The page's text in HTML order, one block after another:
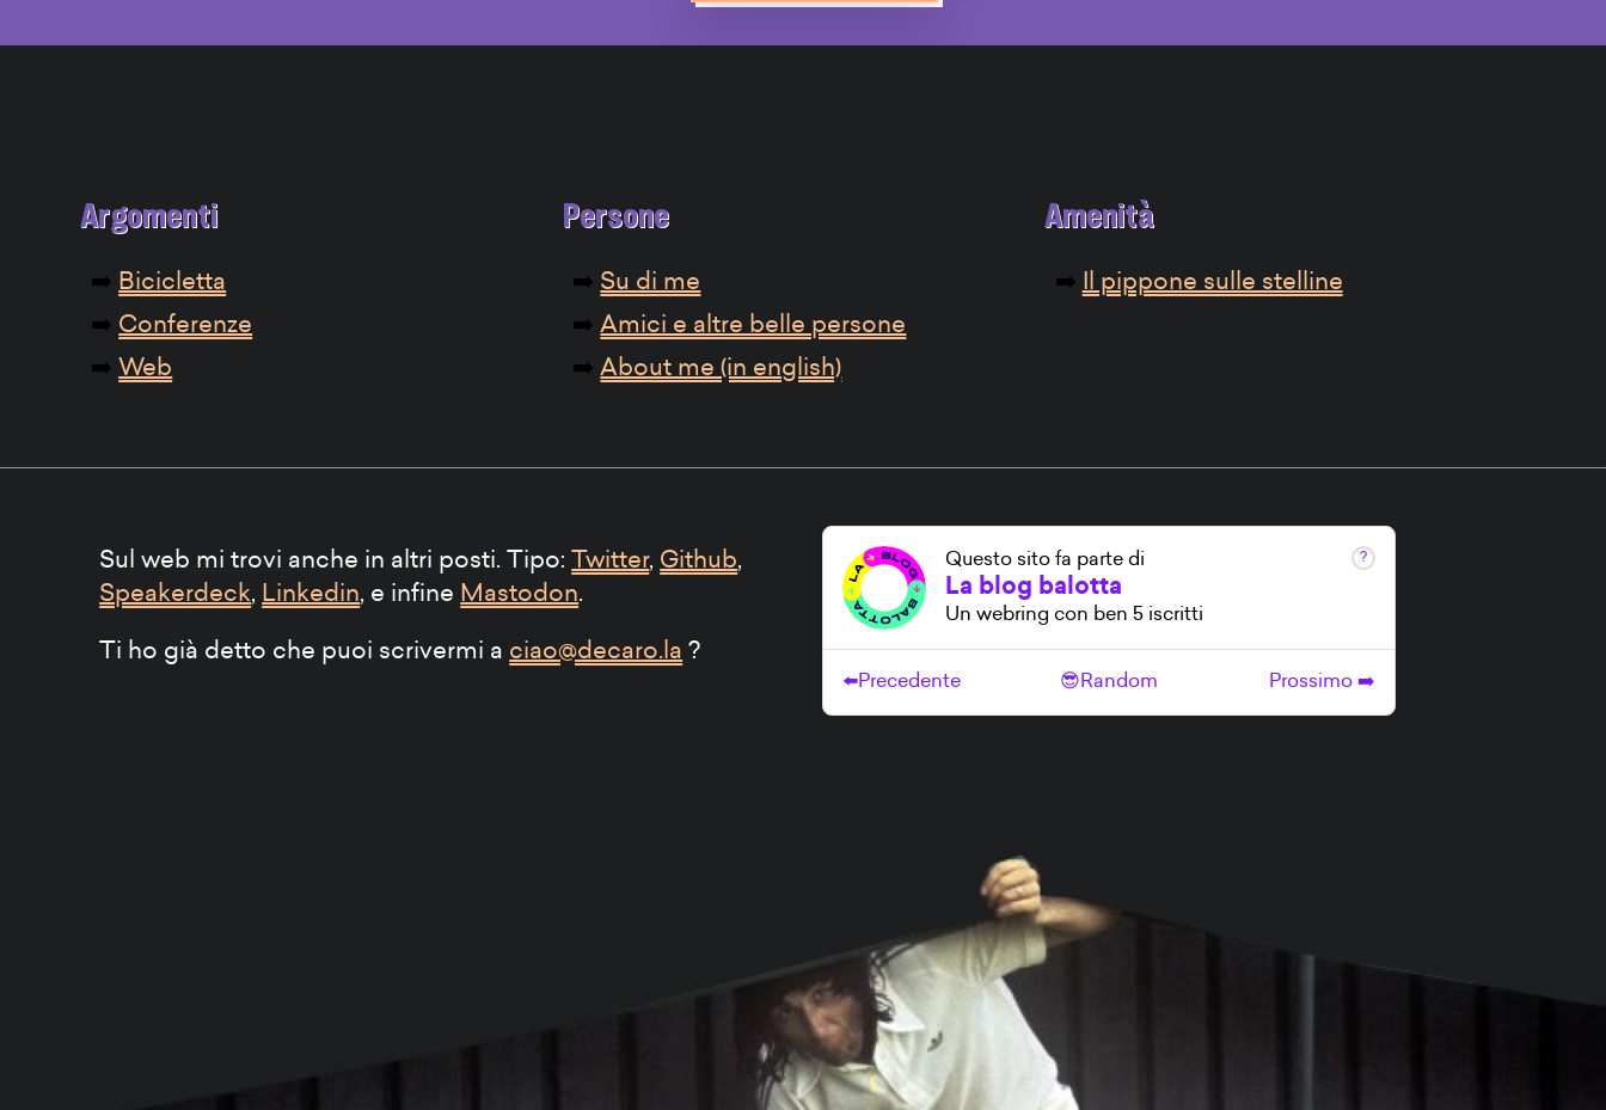
Argomenti
Bicicletta
Conferenze
Web
Persone
Su di me
Amici e altre belle persone
About me (in english)
Amenità
Il pippone sulle stelline
Sul web mi trovi anche in altri posti. Tipo: Twitter, Github,
Speakerdeck, Linkedin, e infine Mastodon.
Ti ho già detto che puoi scrivermi a ciao@decaro.la ?